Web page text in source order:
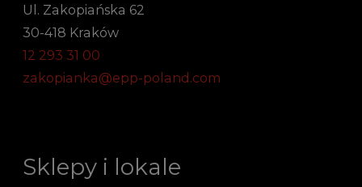
Ul. Zakopiańska 62
30-418 Kraków
12 293 31 00
zakopianka@epp-poland.com
Sklepy i lokale